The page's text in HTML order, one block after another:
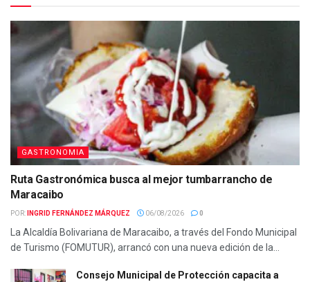
GASTRONOMIA
Ruta Gastronómica busca al mejor tumbarrancho de
Maracaibo
POR: INGRID FERNÁNDEZ MÁRQUEZ 06/08/2026 0
La Alcaldía Bolivariana de Maracaibo, a través del Fondo Municipal
de Turismo (FOMUTUR), arrancó con una nueva edición de la...
Consejo Municipal de Protección capacita a